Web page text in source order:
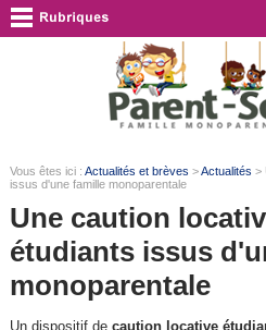
Vous êtes ici : Actualités et brèves >Actualités >
issus d'une famille monoparentale
Une caution
étudiants issus
monoparentale
Un dispositif de caution locative